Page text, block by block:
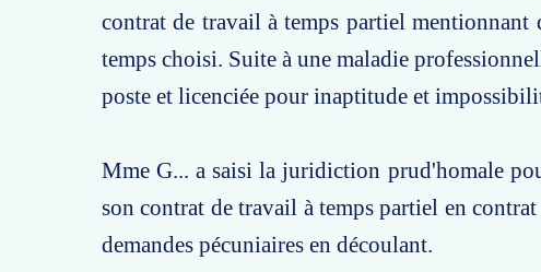
contrat de travail à temps partiel mentionnant
temps choisi. Suite à une maladie
poste et licenciée pour inaptitude et
Mme G... a saisi la juridiction prud'homale
son contrat de travail à temps partiel en
demandes pécuniaires en découlant.